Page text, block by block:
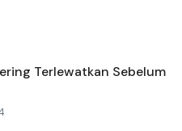
Terlewatkan Sebelum